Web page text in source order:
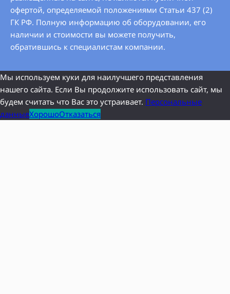
офертой, определяемой положениями Статьи 437 (2)
ГК РФ. Полную информацию об оборудовании, его
наличии и стоимости вы можете получить,
обратившись к специалистам компании.
Мы используем куки для наилучшего представления
нашего сайта. Если Вы продолжите использовать сайт, мы
будем считать что Вас это устраивает. Персональные
данныеХорошоОтказаться